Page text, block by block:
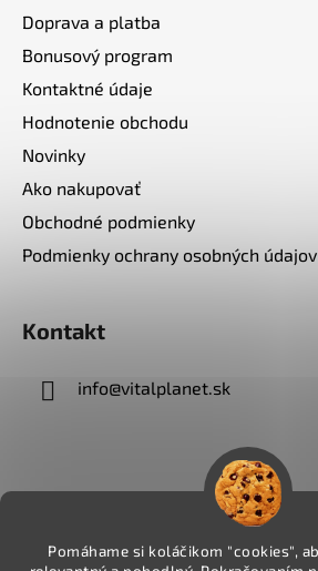
Pomáhame si koláčikom "cookies",
Doprava a platba
Bonusový program
Kontaktné údaje
Hodnotenie obchodu
Novinky
Ako nakupovať
Obchodné podmienky
Podmienky ochrany osobných údajov
Kontakt
info@vitalplanet.sk